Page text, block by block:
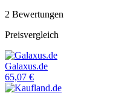
2 Bewertungen
Preisvergleich
Galaxus.de
65,07 €